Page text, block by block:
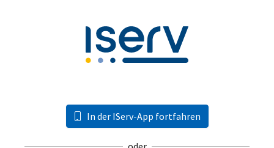
In der IServ-App fortfahren